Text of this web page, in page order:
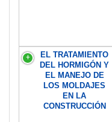
EL TRATAMIENTO
DEL HORMIGÓN Y
EL MANEJO DE
LOS MOLDAJES
EN LA
CONSTRUCCIÓN